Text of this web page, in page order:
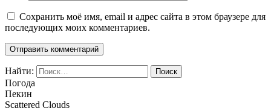
Сохранить моё имя, email и адрес сайта в этом браузере для
последующих моих комментариев.
Найти:
Погода
Пекин
Scattered Clouds